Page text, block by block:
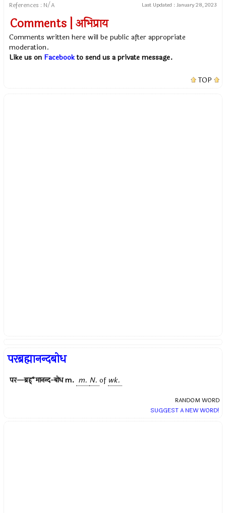
References : N/A Last Updated : January 28, 2023
Comments | अभिप्राय
Comments written here will be public after appropriate
moderation.
Like us on Facebookto send us a private message.
TOP
परब्रह्मानन्दबोध
पर—ब्रह्°मानन्द-बोधm. m. N. of wk.
RANDOM WORD
SUGGEST A NEW WORD!